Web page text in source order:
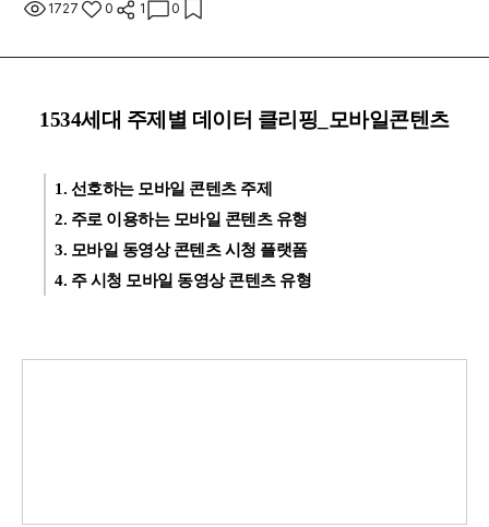
1727 0 1 0
1534세대 주제별 데이터 클리핑_모바일콘텐츠
1. 선호하는 모바일 콘텐츠 주제
2. 주로 이용하는 모바일 콘텐츠 유형
3. 모바일 동영상 콘텐츠 시청 플랫폼
4. 주 시청 모바일 동영상 콘텐츠 유형